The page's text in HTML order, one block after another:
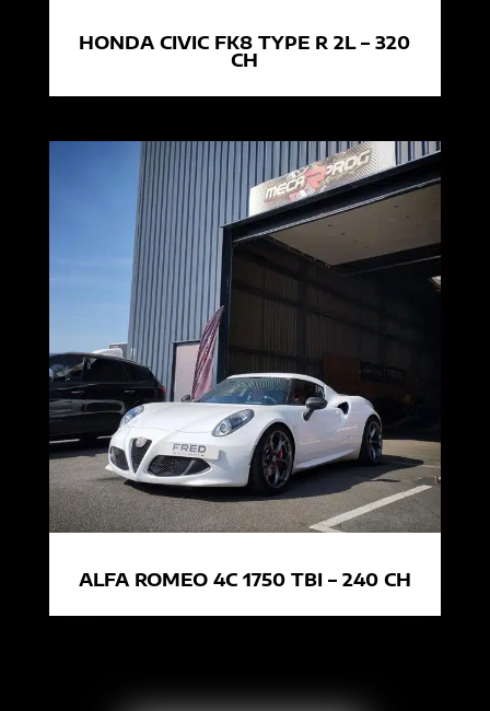
HONDA CIVIC FK8 TYPE R 2L – 320
CH
ALFA ROMEO 4C 1750 TBI – 240 CH